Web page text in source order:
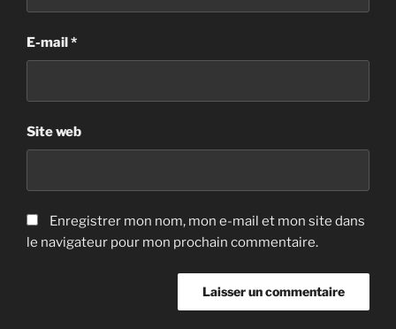
E-mail*
Site web
Enregistrer mon nom, mon e-mail et mon site dans
le navigateur pour mon prochain commentaire.